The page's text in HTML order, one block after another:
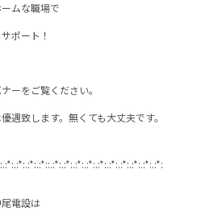
ムな職場で
ポート！
ーをご覧ください。
遇致します。無くても大丈夫です。
電設は